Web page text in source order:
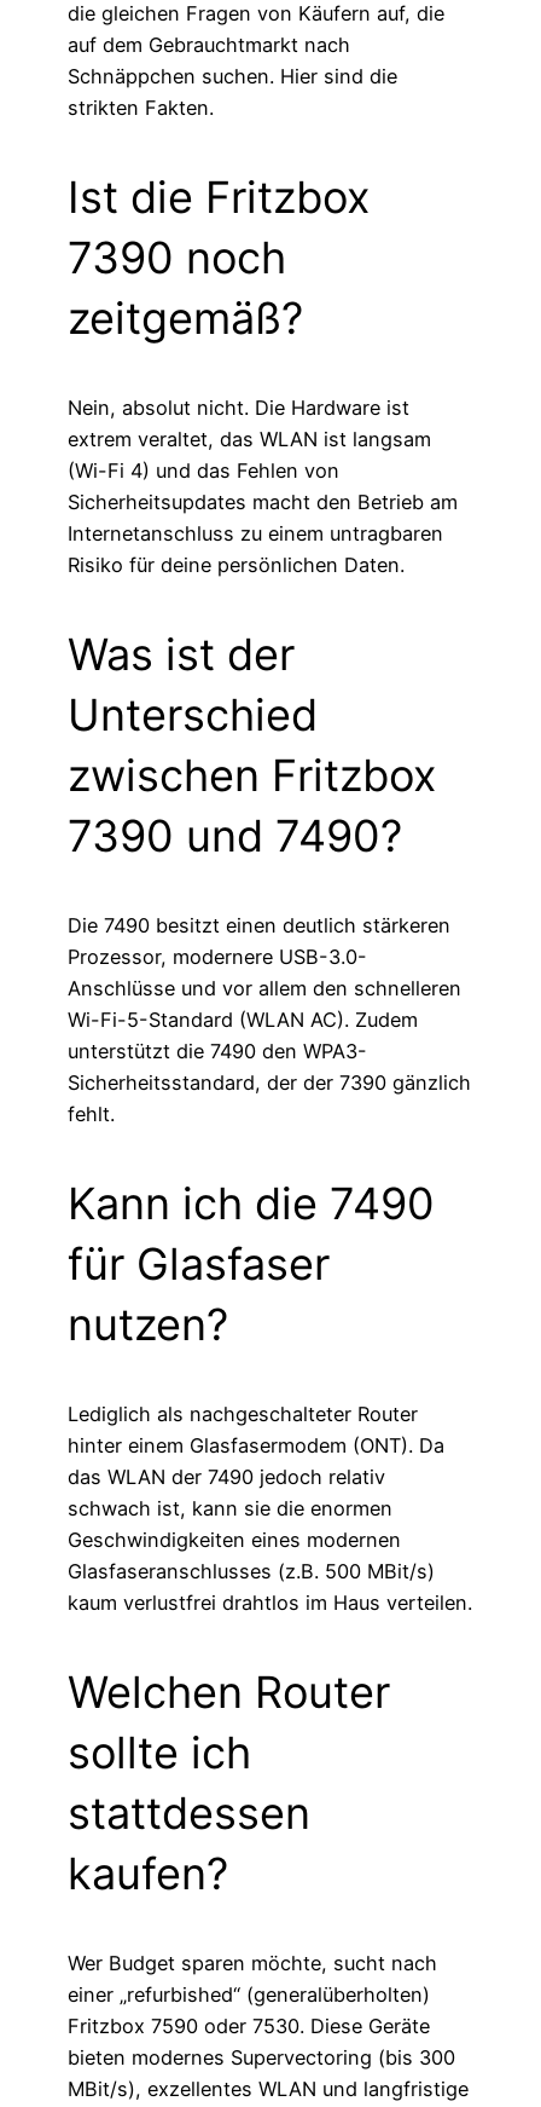
die gleichen Fragen von Käufern auf, die
auf dem Gebrauchtmarkt nach
Schnäppchen suchen. Hier sind die
strikten Fakten.
Ist die Fritzbox
7390 noch
zeitgemäß?
Nein, absolut nicht. Die Hardware ist
extrem veraltet, das WLAN ist langsam
(Wi-Fi 4) und das Fehlen von
Sicherheitsupdates macht den Betrieb am
Internetanschluss zu einem untragbaren
Risiko für deine persönlichen Daten.
Was ist der
Unterschied
zwischen Fritzbox
7390 und 7490?
Die 7490 besitzt einen deutlich stärkeren
Prozessor, modernere USB-3.0-
Anschlüsse und vor allem den schnelleren
Wi-Fi-5-Standard (WLAN AC). Zudem
unterstützt die 7490 den WPA3-
Sicherheitsstandard, der der 7390 gänzlich
fehlt.
Kann ich die 7490
für Glasfaser
nutzen?
Lediglich als nachgeschalteter Router
hinter einem Glasfasermodem (ONT). Da
das WLAN der 7490 jedoch relativ
schwach ist, kann sie die enormen
Geschwindigkeiten eines modernen
Glasfaseranschlusses (z.B. 500 MBit/s)
kaum verlustfrei drahtlos im Haus verteilen.
Welchen Router
sollte ich
stattdessen
kaufen?
Wer Budget sparen möchte, sucht nach
einer „refurbished“ (generalüberholten)
Fritzbox 7590 oder 7530. Diese Geräte
bieten modernes Supervectoring (bis 300
MBit/s), exzellentes WLAN und langfristige